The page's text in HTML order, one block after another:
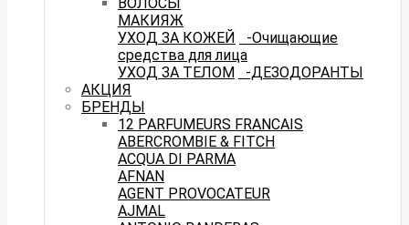
МАКИЯЖ
УХОД ЗА КОЖЕЙ
-Очищающие
средства для лица
УХОД ЗА ТЕЛОМ
-ДЕЗОДОРАНТЫ
АКЦИЯ
БРЕНДЫ
12 PARFUMEURS FRANCAIS
ABERCROMBIE & FITCH
ACQUA DI PARMA
AFNAN
AGENT PROVOCATEUR
AJMAL